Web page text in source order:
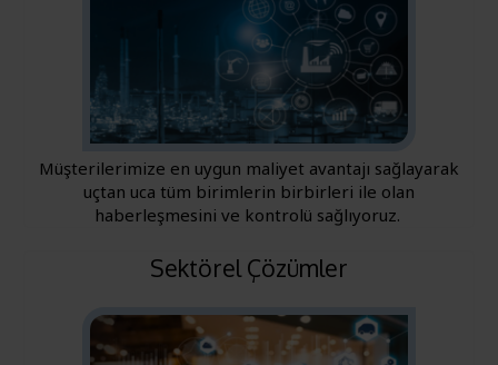
Müşterilerimize en uygun maliyet avantajı sağlayarak
uçtan uca tüm birimlerin birbirleri ile olan
haberleşmesini ve kontrolü sağlıyoruz.
Sektörel Çözümler